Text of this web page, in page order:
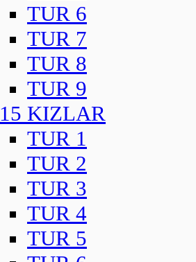
TUR 6
TUR 7
TUR 8
TUR 9
15 KIZLAR
TUR 1
TUR 2
TUR 3
TUR 4
TUR 5